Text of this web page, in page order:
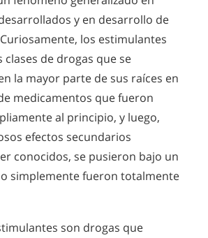
está generalizado en muchos
parte de sus raíces en la
que tienen peligrosos
el krokodil
del abuso de medicamentos
del abuso de medicamentos
notas
del abuso de pseudoefedrina
de purple drank
ha sido parte de nuestra cultura
bebidas fermentadas provenientes de
vegetales, y granos existentes. Es fácil
de escapar de la realidad en vez de
los problemas es parte de la condición
y en desarrollo de
los estimulantes
clases de drogas que se
la mayor parte de sus raíces en
medicamentos que fueron
al principio, y luego,
efectos secundarios
conocidos, se pusieron bajo un
simplemente fueron totalmente
son drogas que